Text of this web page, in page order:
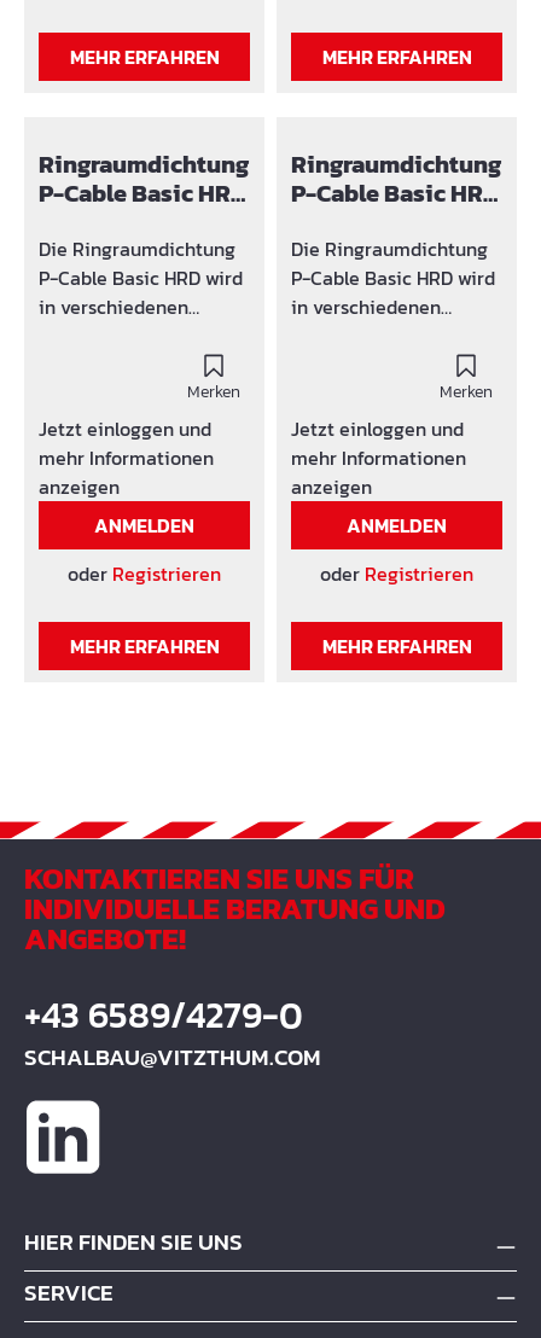
MEHR ERFAHREN MEHR ERFAHREN
Ringraumdichtung
P-Cable Basic HRD
Die Ringraumdichtung
P-Cable Basic HRD wird
in verschiedenen
Produktkennzeichnung
verwendet: SG x (Anzahl
der Bohrungen)/ y-z
(Bereich in dem die
Bohrung angepasst
werden kann)
Merken
Jetzt einloggen und
mehr Informationen
anzeigen
ANMELDEN
oder Registrieren
MEHR ERFAHREN
Ringraumdichtung
P-Cable Basic HRD
Die Ringraumdichtung
P-Cable Basic HRD wird
in verschiedenen
Produktkennzeichnung
verwendet: x (Anzahl
der Bohrungen)/ y-z
(Bereich mm in dem die
Bohrung angepasst
werden kann)
Merken
Jetzt einloggen und
mehr Informationen
anzeigen
ANMELDEN
oder Registrieren
MEHR ERFAHREN
KONTAKTIEREN SIE UNS FÜR
INDIVIDUELLE BERATUNG UND
ANGEBOTE!
+43 6589/4279-0
SCHALBAU@VITZTHUM.COM
HIER FINDEN SIE UNS
SERVICE